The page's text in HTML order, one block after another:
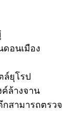
อนเมือง
ล์ยุโรป
ล้างจาน
สามารถตรวจ